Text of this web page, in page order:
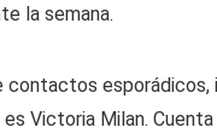
la semana.
contactos esporádicos,
Victoria Milan.